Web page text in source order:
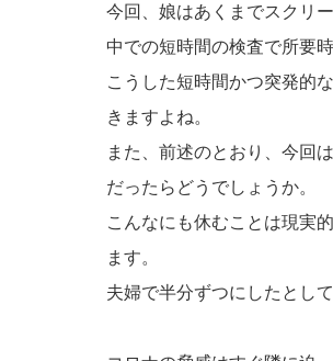
今回、娘はあくまでスクリ
中での短時間の検査で所要
こうした短時間かつ突発的
きますよね。
また、前述のとおり、今回
だったらどうでしょうか。
こんなにも休むことは現実
ます。
夫婦で半分ずつにしたとし